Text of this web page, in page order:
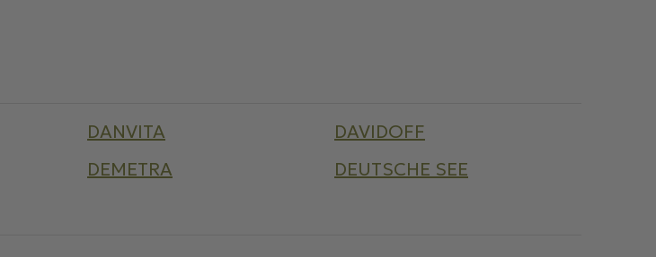
DANVITA
DAVIDOFF
DEMETRA
DEUTSCHE SEE